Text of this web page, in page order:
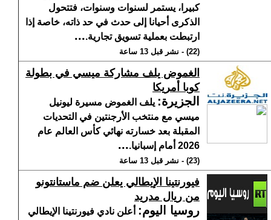
كبيرا، يستمر لسنوات وسنوات، فتتحول
الذكرى أحيانا إلى حدث في حد ذاته، خاصة إذا
ارتبطت بعملية تسويق تجارية....
(22) - نشر قبل 13 ساعة
الغموض يلف مشاركة ميسي في بطولة
كوبا أمريكا
الجزيرة: يلف الغموض مسيرة ليونيل
ميسي مع منتخب الأرجنتين في التحديات
المقبلة بعد خسارته نهائي كأس العالم عام
2026 أمام إسبانيا.
...
(23) - نشر قبل 13 ساعة
فيورنتينا الإيطالي يعلن ضم ماستانتونو
من ريال مدريد
روسيا اليوم:
أعلن نادي فيورنتينا الإيطالي